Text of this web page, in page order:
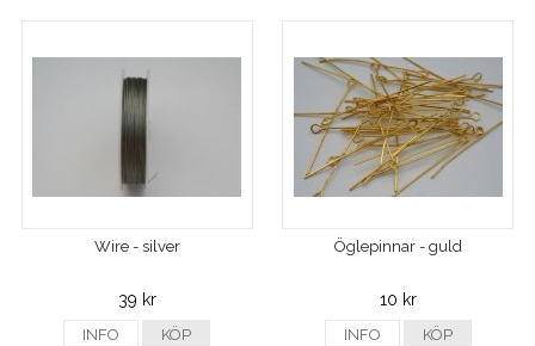
Wire - silver
39 kr
INFO KÖP
Öglepinnar - guld
10 kr
INFO KÖP